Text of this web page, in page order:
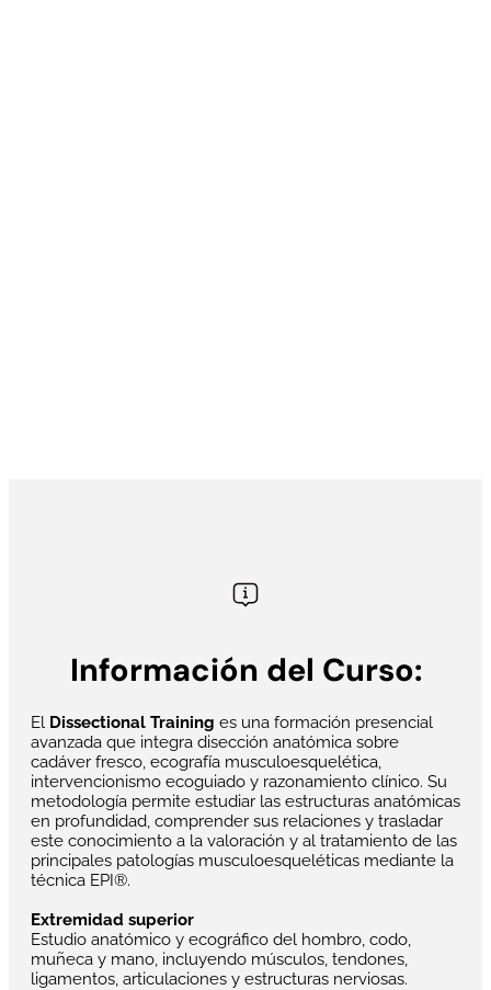
Información del Curso:
El Dissectional Training es una formación presencial
avanzada que integra disección anatómica sobre
cadáver fresco, ecografía musculoesquelética,
intervencionismo ecoguiado y razonamiento clínico. Su
metodología permite estudiar las estructuras anatómicas
en profundidad, comprender sus relaciones y trasladar
este conocimiento a la valoración y al tratamiento de las
principales patologías musculoesqueléticas mediante la
técnica EPI®.
Extremidad superior
Estudio anatómico y ecográfico del hombro, codo,
muñeca y mano, incluyendo músculos, tendones,
ligamentos, articulaciones y estructuras nerviosas.